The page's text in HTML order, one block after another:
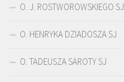
O. J. ROSTWOROWSKIEGO SJ
O. HENRYKA DZIADOSZA SJ
O. TADEUSZA SAROTY SJ